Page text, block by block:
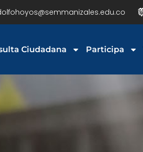
Ciudadana Participa